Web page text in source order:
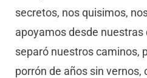
secretos, nos quisimos,
apoyamos desde nuestras
separó nuestros caminos,
porrón de años sin vernos,